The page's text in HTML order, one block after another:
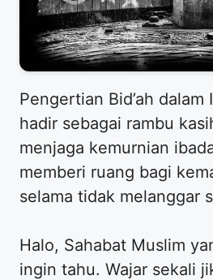
Pengertian Bid’ah dalam
hadir sebagai rambu
menjaga kemurnian
memberi ruang bagi
selama tidak melanggar
Halo, Sahabat Muslim
ingin tahu. Wajar sekali